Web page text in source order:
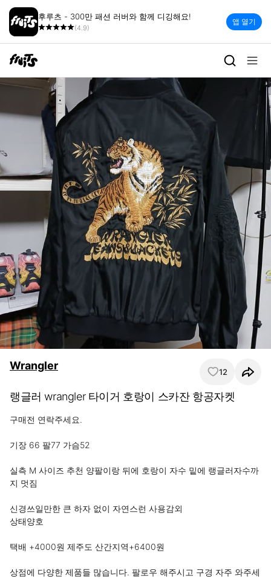
후루츠 - 300만 패션 러버와 함께 디깅해요!
(4.9)
앱 열기
Wrangler 12
랭글러 wrangler 타이거 호랑이 스카잔 항공자켓
구매전 연락주세요.
기장 66 팔77 가슴52
실측 M 사이즈 추천 양팔이랑 뒤에 호랑이 자수 밑에 랭글러자수까
지 멋짐
신경쓰일만한 큰 하자 없이 자연스런 사용감외
상태양호
택배 +4000원 제주도 산간지역+6400원
상점에 다양한 제품들 많습니다. 팔로우 해주시고 구경 자주 와주세